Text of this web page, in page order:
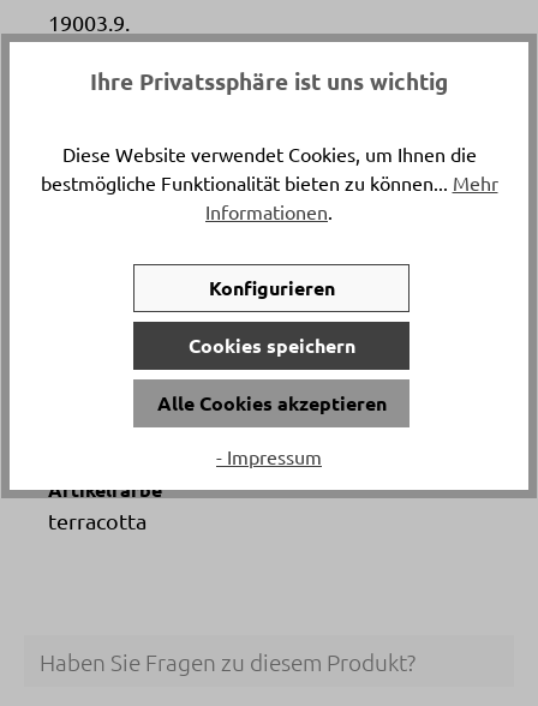
19003.9.
Länge
Versand & Lieferung
ca. 65 cm
Artikelfarbe
terracotta
Haben Sie Fragen zu diesem Produkt?
Ihre Privatssphäre ist uns wichtig
Diese Website verwendet Cookies, um Ihnen die
bestmögliche Funktionalität bieten zu können... Mehr
Informationen.
Konfigurieren
Cookies speichern
Alle Cookies akzeptieren
- Impressum